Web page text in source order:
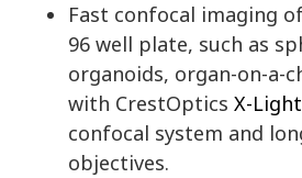
Fast confocal imaging
96 well plate, such as
organoids, organ-on-a-
with CrestOpticsX-
confocal system and
objectives.